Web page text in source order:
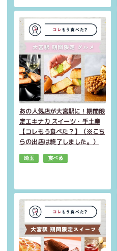
あの人気店が大宮駅に！期間限
定エキナカ スイーツ・手土産
【コレもう食べた？】（※こち
らの出店は終了しました。）
埼玉 食べる